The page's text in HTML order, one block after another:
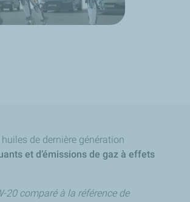
huiles de dernière génération
et d’émissions de gaz à effets
20 comparé à la référence de